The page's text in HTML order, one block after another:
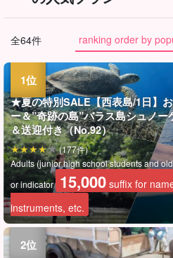
全64件 ranking order by
★夏の特別SALE【西表島/1日】
ー＆”奇跡の島”バラス島シュノ
＆送迎付き（No.92）
Adults (junior high school students and
or indicator 15,000 suffix for
instruments, etc.
(177件)